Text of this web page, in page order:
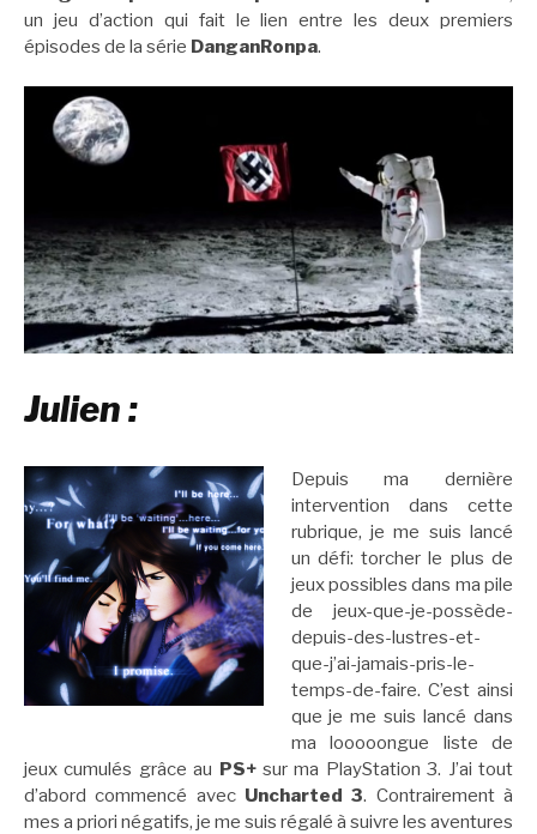
un jeu d’action qui fait le lien entre les deux premiers
épisodes de la série DanganRonpa.
Julien :
Depuis ma dernière
intervention dans cette
rubrique, je me suis lancé
un défi: torcher le plus de
jeux possibles dans ma pile
de jeux-que-je-possède-
depuis-des-lustres-et-
que-j’ai-jamais-pris-le-
temps-de-faire. C’est ainsi
que je me suis lancé dans
ma looooongue liste de
jeux cumulés grâce au PS+sur ma PlayStation 3. J’ai tout
d’abord commencé avecUncharted 3. Contrairement à
mes a priori négatifs, je me suis régalé à suivre les aventures